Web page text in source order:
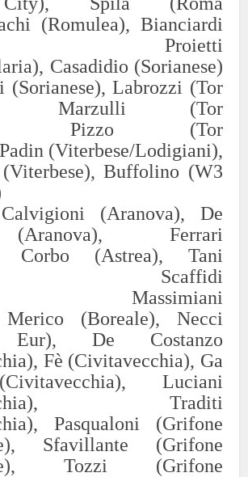
(Romulea), Bianciardi
Proietti
ia), Casadidio (Sorianese)
(Sorianese),Labrozzi (Tor
Marzulli (Tor
Pizzo (Tor
Padin (Viterbese/Lodigiani),
(Viterbese),Buffolino (W3
Calvigioni (Aranova), De
Ferrari
Corbo (Astrea), Tani
Scaffidi
Massimiani
Merico (Boreale), Necci
Eur), De Costanzo
Fè (Civitavecchia), Ga
Luciani
Traditi
Pasqualoni (Grifone
Sfavillante (Grifone
Tozzi (Grifone